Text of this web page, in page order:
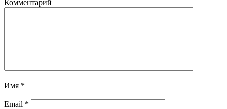
Комментарий
Имя *
Email *